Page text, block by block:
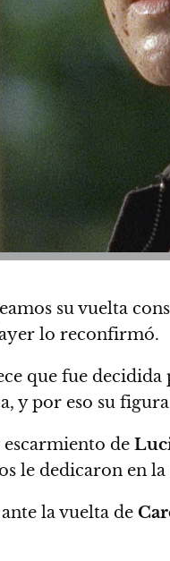
su vuelta
lo reconfirmó.
que fue decidida
y por eso su
de
le dedicaron en la
la vuelta de